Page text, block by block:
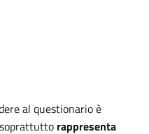
al questionario è
rappresenta